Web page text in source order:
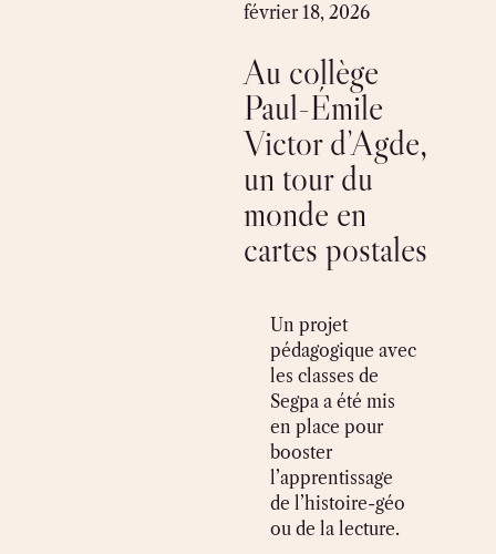
février 18, 2026
Au collège
Paul-Émile
Victor d’Agde,
un tour du
monde en
cartes postales
Un projet
pédagogique avec
les classes de
Segpa a été mis
en place pour
booster
l’apprentissage
de l’histoire-géo
ou de la lecture.